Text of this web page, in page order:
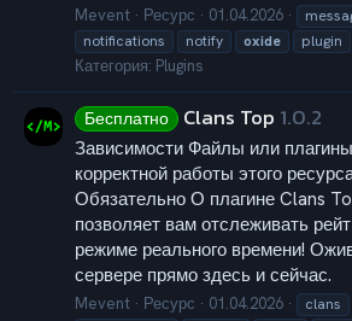
Mevent Ресурс 01.04.2026
notifications
notify oxide plugin
Категория: Plugins
Бесплатно Clans Top 1.0.2
Зависимости Файлы или
корректной работы этого
Обязательно О плагине Clans
позволяет вам отслеживать
режиме реального времени!
сервере прямо здесь и сейчас.
Mevent Ресурс 01.04.2026 clans